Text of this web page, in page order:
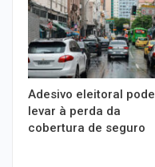
Adesivo eleitoral pode
levar à perda da
cobertura de seguro